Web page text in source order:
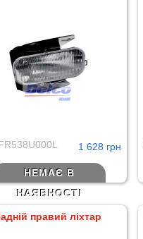
1 628 грн
НЕМАЄ В
НАЯВНОСТІ
правий ліхтар